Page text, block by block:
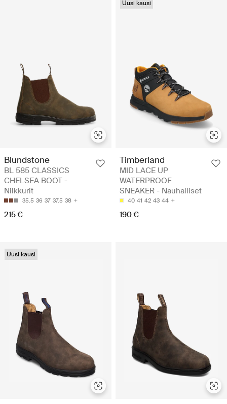
Blundstone
BL 585 CLASSICS
CHELSEA BOOT -
Nilkkurit
35.5 36 37 37.5 38
215 €
Uusi kausi
Timberland
MID LACE UP
WATERPROOF
SNEAKER - Nauhalliset
40 41 42 43 44
190 €
Uusi kausi